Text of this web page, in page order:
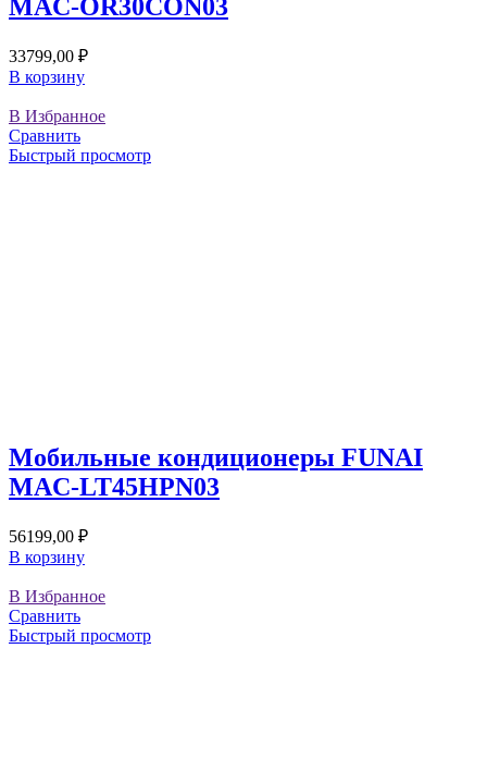
MAC-OR30CON03
33799,00 ₽
В корзину
В Избранное
Сравнить
Быстрый просмотр
Мобильные кондиционеры FUNAI
MAC-LT45HPN03
56199,00 ₽
В корзину
В Избранное
Сравнить
Быстрый просмотр